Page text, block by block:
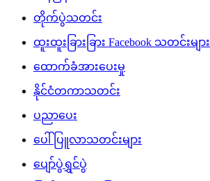
တိုက်ပွဲသတင်း
ထူးထူးခြားခြား Facebook သတင်းများ
ထောက်ခံအားပေးမှု
နိုင်ငံတကာသတင်း
ပညာပေး
ပေါ်ပြူလာသတင်းများ
ပျော်ပွဲရွှင်ပွဲ